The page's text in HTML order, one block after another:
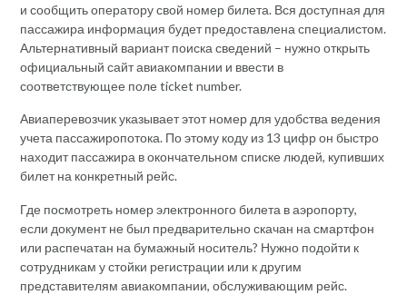
и сообщить оператору свой номер билета. Вся доступная для
пассажира информация будет предоставлена специалистом.
Альтернативный вариант поиска сведений – нужно открыть
официальный сайт авиакомпании и ввести в
соответствующее поле ticket number.
Авиаперевозчик указывает этот номер для удобства ведения
учета пассажиропотока. По этому коду из 13 цифр он быстро
находит пассажира в окончательном списке людей, купивших
билет на конкретный рейс.
Где посмотреть номер электронного билета в аэропорту,
если документ не был предварительно скачан на смартфон
или распечатан на бумажный носитель? Нужно подойти к
сотрудникам у стойки регистрации или к другим
представителям авиакомпании, обслуживающим рейс.